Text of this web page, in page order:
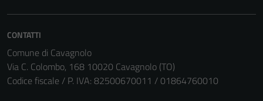
CONTATTI
Comune di Cavagnolo
Via C. Colombo, 168 10020 Cavagnolo (TO)
Codice fiscale / P. IVA: 82500670011 / 01864760010